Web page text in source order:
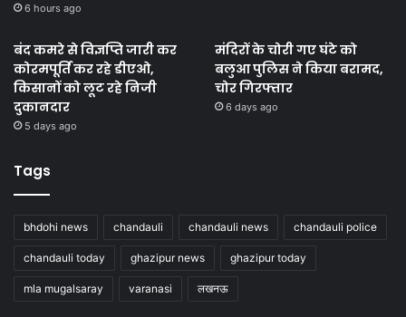
6 hours ago
बंद कमरे से विज्ञप्ति जारी कर
कोरमपूर्ति कर रहे डीएओ,
किसानों को लूट रहे निजी
दुकानदार
5 days ago
मंदिरों के चोरी गए घंटे को
बलुआ पुलिस ने किया बरामद,
चोर गिरफ्तार
6 days ago
Tags
bhdohi news chandauli chandauli news chandauli police
chandauli today ghazipur news ghazipur today
mla mugalsaray varanasi लखनऊ